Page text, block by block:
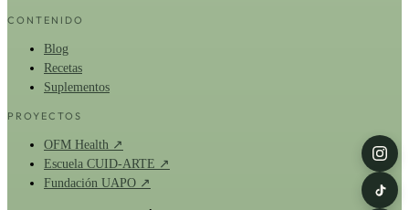
CONTENIDO
Blog
Recetas
Suplementos
PROYECTOS
OFM Health ↗
Escuela CUID-ARTE ↗
Fundación UAPO ↗